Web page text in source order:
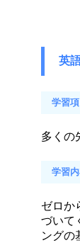
英
学習項
多くの
学習
ゼロか
づいて
ングの